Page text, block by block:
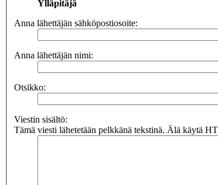
Ylläpitäjä
Anna lähettäjän sähköpostiosoite:
Anna lähettäjän nimi:
Otsikko:
Viestin sisältö:
Tämä viesti lähetetään pelkkänä tekstinä. Älä käytä